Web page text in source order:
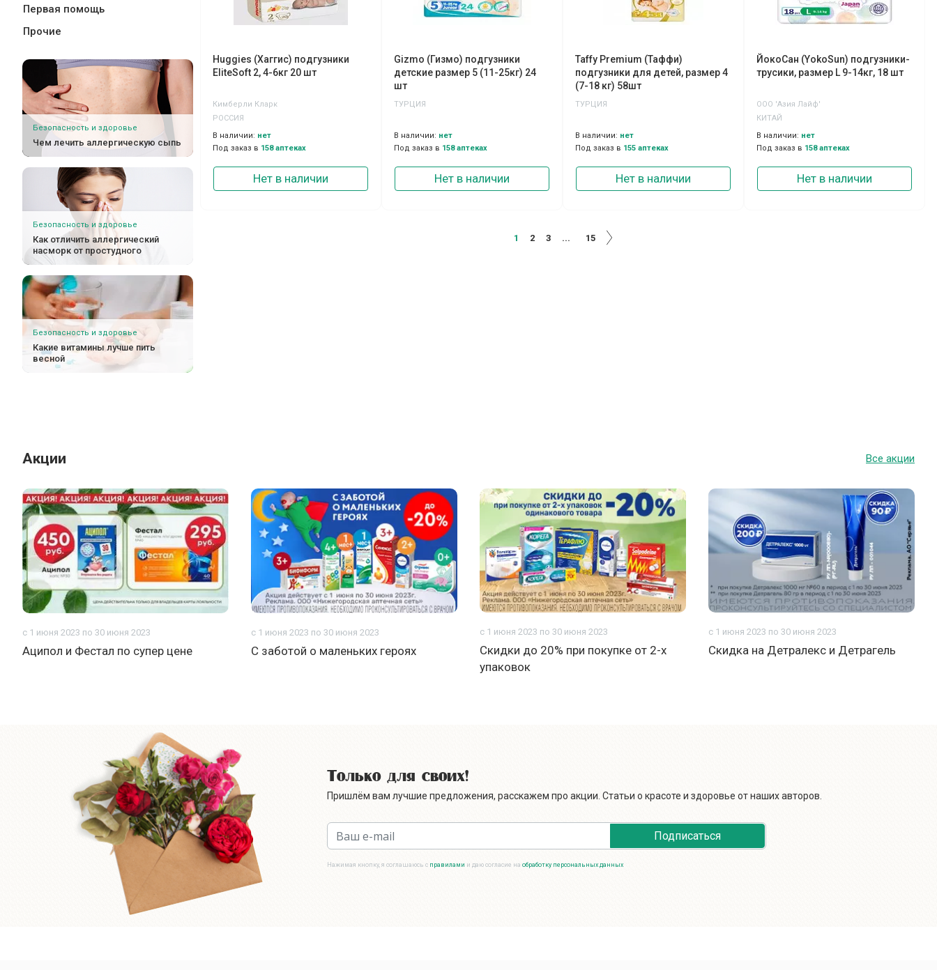
Первая помощь
Прочие
Безопасность и здоровье
Чем лечить аллергическую сыпь
Безопасность и здоровье
Как отличить аллергический
насморк от простудного
Безопасность и здоровье
Какие витамины лучше пить
весной
Huggies (Хаггис) подгузники
EliteSoft 2, 4-6кг 20 шт
Кимберли Кларк
РОССИЯ
В наличии: нет
Под заказ в 158 аптеках
Нет в наличии
Gizmo (Гизмо) подгузники
детские размер 5 (11-25кг) 24
шт
ТУРЦИЯ
В наличии: нет
Под заказ в 158 аптеках
Нет в наличии
Taffy Premium (Таффи)
подгузники для детей, размер 4
(7-18 кг) 58шт
ТУРЦИЯ
В наличии: нет
Под заказ в 155 аптеках
Нет в наличии
ЙокоСан (YokoSun) подгузники-
трусики, размер L 9-14кг, 18 шт
ООО 'Азия Лайф'
КИТАЙ
В наличии: нет
Под заказ в 158 аптеках
Нет в наличии
1 2 3 ... 15
Акции Все акции
с 1 июня 2023 по 30 июня 2023
Аципол и Фестал по супер цене
с 1 июня 2023 по 30 июня 2023
С заботой о маленьких героях
с 1 июня 2023 по 30 июня 2023
Скидки до 20% при покупке от 2-х
упаковок
с 1 июня 2023 по 30 июня 2023
Скидка на Детралекс и Детрагель
Только для своих!
Пришлём вам лучшие предложения, расскажем про акции. Статьи о красоте и здоровье от наших авторов.
Подписаться
Нажимая кнопку, я соглашаюсь с правилами и даю согласие на обработку персональных данных